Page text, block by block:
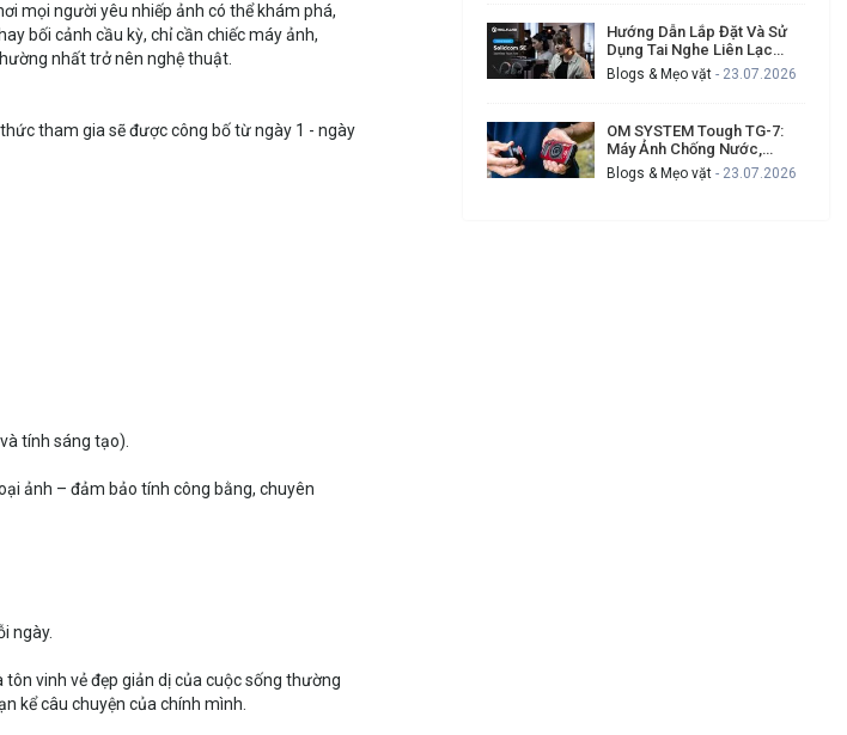
mọi người yêu nhiếp ảnh có thể khám phá,
bối cảnh cầu kỳ, chỉ cần chiếc máy ảnh,
nhất trở nên nghệ thuật.
tham gia sẽ được công bố từ ngày 1 - ngày
tính sáng tạo).
ảnh – đảm bảo tính công bằng, chuyên
ngày.
vinh vẻ đẹp giản dị của cuộc sống thường
kể câu chuyện của chính mình.
Hướng Dẫn Lắp Đặt Và Sử
Dụng Tai Nghe Liên Lạc
Hollyland Solidcom SE Cho
Ekip Quay Phim Đông Người
Blogs & Mẹo vặt - 23.07.2026
OM SYSTEM Tough TG-7:
Máy Ảnh Chống Nước,
Chống Va Đập Cho Ai
Thường Xuyên Gặp Sự Cố
Blogs & Mẹo vặt - 23.07.2026